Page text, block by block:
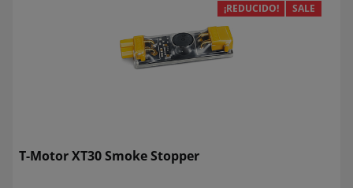
¡REDUCIDO! SALE
T-Motor XT30 Smoke Stopper